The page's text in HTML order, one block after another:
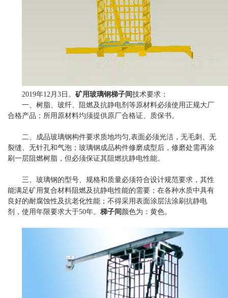
2019年12月3日。 矿用玻璃钢梯子间技术要求：
一、树脂、玻纤、阻燃及抗静电剂等原材料必须使用正规大厂
合格产品；所用原材料圴须提供原厂合格证、质保书。
二、成品玻璃钢构件要求质地均匀,表面必须光洁，无毛刺、无
裂缝、无针孔和气泡；玻璃钢成品构件修磨成型后，修磨处需再涂
刷一层阻燃树脂，但必须保证其阻燃抗静电性能。
三、玻璃钢的型号、规格和质量必须符合设计规范要求，其性
能满足矿用复合材料阻燃及抗静电性能的需要；在各种水质中具有
良好的耐腐蚀性及抗老化性能；不得采用表面涂层法涂刷抗静电
剂，使用年限要求大于50年。 梯子间 颜色为：黄色。